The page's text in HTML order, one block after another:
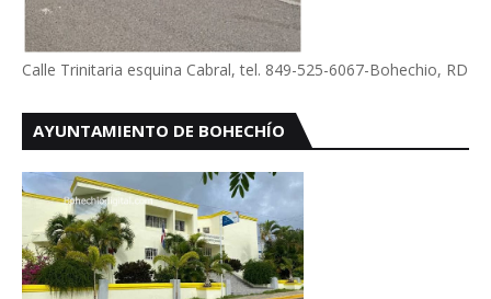
Calle Trinitaria esquina Cabral, tel. 849-525-6067-Bohechio, RD
AYUNTAMIENTO DE BOHECHÍO